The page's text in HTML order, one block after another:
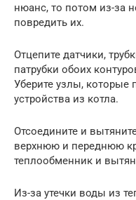
нюанс, то потом из-за
повредить их.
Отцепите датчики,
патрубки обоих
Уберите узлы, которые
устройства из котла.
Отсоедините и
верхнюю и переднюю
теплообменник и
Из-за утечки воды из